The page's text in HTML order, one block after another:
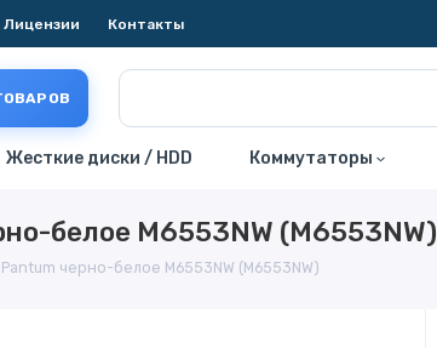
Лицензии Контакты
Жесткие диски / HDD Коммутаторы
белое M6553NW (M6553NW)
черно-белое M6553NW (M6553NW)